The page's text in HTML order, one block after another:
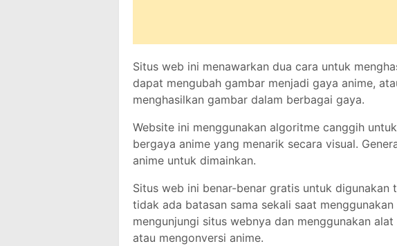
Situs web ini menawarkan dua cara untuk
dapat mengubah gambar menjadi gaya anime,
menghasilkan gambar dalam berbagai gaya.
Website ini menggunakan algoritme canggih
bergaya anime yang menarik secara visual.
anime untuk dimainkan.
Situs web ini benar-benar gratis untuk digunakan
tidak ada batasan sama sekali saat
mengunjungi situs webnya dan menggunakan
atau mengonversi anime.